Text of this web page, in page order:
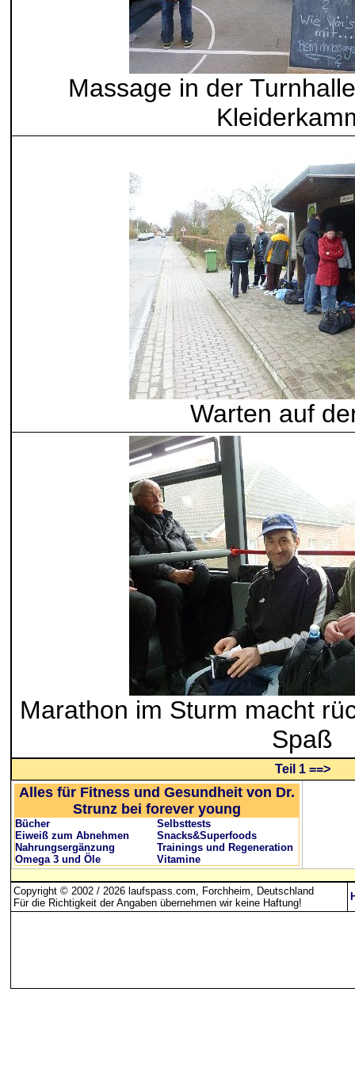
Massage in der
Warten auf
Marathon im Sturm macht
Spaß
Teil 1 ==>
Alles für Fitness und Gesundheit von Dr.
Strunz bei forever young
Bücher
Eiweiß zum Abnehmen
Nahrungsergänzung
Omega 3 und Öle
Selbsttests
Snacks&Superfoods
Trainings und Regeneration
Vitamine
Copyright © 2002 / 2026 laufspass.com, Forchheim, Deutschland
Für die Richtigkeit der Angaben übernehmen wir keine Haftung!